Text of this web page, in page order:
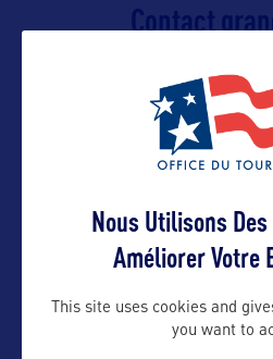
Contact
Nous Utilisons
Améliorer Votre
This site uses cookies and
you want to